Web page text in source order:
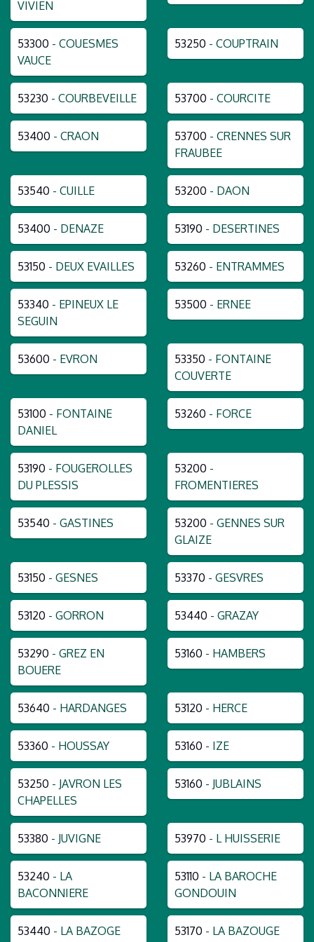
VIVIEN
53300 - COUESMES
VAUCE
53250 - COUPTRAIN
53230 - COURBEVEILLE 53700 - COURCITE
53400 - CRAON 53700 - CRENNES SUR
FRAUBEE
53540 - CUILLE 53200 - DAON
53400 - DENAZE 53190 - DESERTINES
53150 - DEUX EVAILLES 53260 - ENTRAMMES
53340 - EPINEUX LE
SEGUIN
53500 - ERNEE
53600 - EVRON 53350 - FONTAINE
COUVERTE
53100 - FONTAINE
DANIEL
53260 - FORCE
53190 - FOUGEROLLES
DU PLESSIS
53200 -
FROMENTIERES
53540 - GASTINES 53200 - GENNES SUR
GLAIZE
53150 - GESNES 53370 - GESVRES
53120 - GORRON 53440 - GRAZAY
53290 - GREZ EN
BOUERE
53160 - HAMBERS
53640 - HARDANGES 53120 - HERCE
53360 - HOUSSAY 53160 - IZE
53250 - JAVRON LES
CHAPELLES
53160 - JUBLAINS
53380 - JUVIGNE 53970 - L HUISSERIE
53240 - LA
BACONNIERE
53110 - LA BAROCHE
GONDOUIN
53440 - LA BAZOGE
53170 - LA BAZOUGE